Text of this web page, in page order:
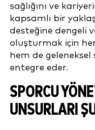
sağlığını ve
kapsamlı bir
desteğine dengeli
oluşturmak için
hem de
entegre eder.
SPORCU
UNSURLARI